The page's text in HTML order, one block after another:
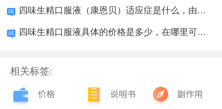
四味生精口服液（康恩贝）适应症是什么，由哪些
四味生精口服液具体的价格是多少，在哪里可以买
相关标签: